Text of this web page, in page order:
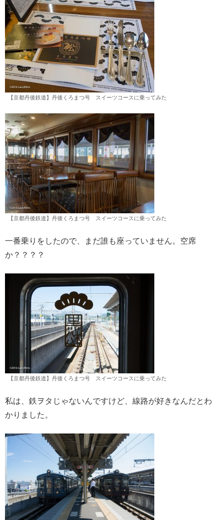
【京都丹後鉄道】丹後くろまつ号 スイーツコースに乗ってみた
【京都丹後鉄道】丹後くろまつ号 スイーツコースに乗ってみた
一番乗りをしたので、まだ誰も座っていません。空席
か？？？？
【京都丹後鉄道】丹後くろまつ号 スイーツコースに乗ってみた
私は、鉄ヲタじゃないんですけど、線路が好きなんだとわ
かりました。